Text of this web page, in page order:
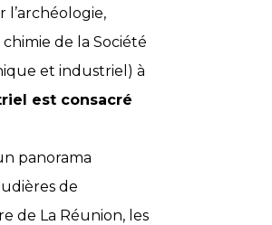
l’archéologie,
de la Société
et industriel) à
est consacré
panorama
de
de La Réunion, les